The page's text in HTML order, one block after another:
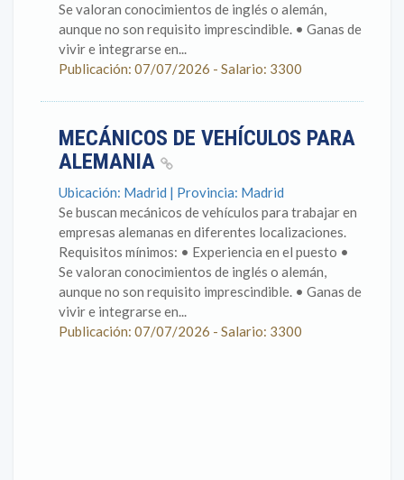
Se valoran conocimientos de inglés o alemán,
aunque no son requisito imprescindible. • Ganas de
vivir e integrarse en...
Publicación: 07/07/2026 - Salario: 3300
MECÁNICOS DE VEHÍCULOS PARA
ALEMANIA
Ubicación: Madrid | Provincia: Madrid
Se buscan mecánicos de vehículos para trabajar en
empresas alemanas en diferentes localizaciones.
Requisitos mínimos: • Experiencia en el puesto •
Se valoran conocimientos de inglés o alemán,
aunque no son requisito imprescindible. • Ganas de
vivir e integrarse en...
Publicación: 07/07/2026 - Salario: 3300